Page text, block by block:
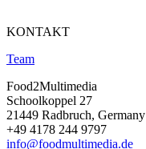
KONTAKT
Team
Food2Multimedia
Schoolkoppel 27
21449 Radbruch, Germany
+49 4178 244 9797
info@foodmultimedia.de